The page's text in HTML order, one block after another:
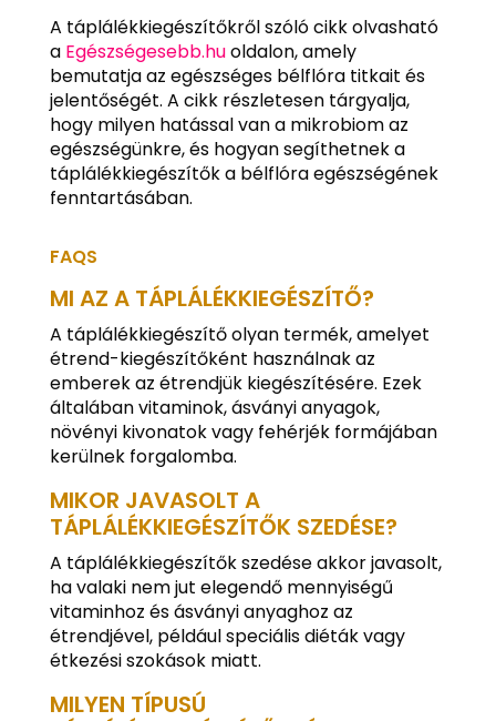
A táplálékkiegészítőkről szóló cikk olvasható
a Egészségesebb.huoldalon, amely
bemutatja az egészséges bélflóra titkait és
jelentőségét. A cikk részletesen tárgyalja,
hogy milyen hatással van a mikrobiom az
egészségünkre, és hogyan segíthetnek a
táplálékkiegészítők a bélflóra egészségének
fenntartásában.
FAQS
MI AZ A TÁPLÁLÉKKIEGÉSZÍTŐ?
A táplálékkiegészítő olyan termék, amelyet
étrend-kiegészítőként használnak az
emberek az étrendjük kiegészítésére. Ezek
általában vitaminok, ásványi anyagok,
növényi kivonatok vagy fehérjék formájában
kerülnek forgalomba.
MIKOR JAVASOLT A
TÁPLÁLÉKKIEGÉSZÍTŐK SZEDÉSE?
A táplálékkiegészítők szedése akkor javasolt,
ha valaki nem jut elegendő mennyiségű
vitaminhoz és ásványi anyaghoz az
étrendjével, például speciális diéták vagy
étkezési szokások miatt.
MILYEN TÍPUSÚ